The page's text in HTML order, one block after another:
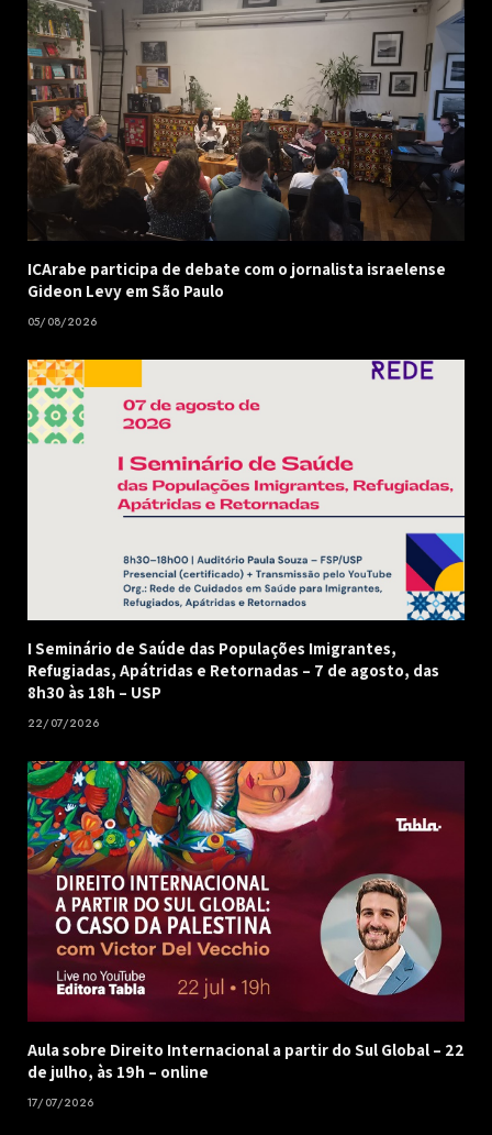
ICArabe participa de debate com o jornalista israelense
Gideon Levy em São Paulo
05/08/2026
I Seminário de Saúde das Populações Imigrantes,
Refugiadas, Apátridas e Retornadas – 7 de agosto, das
8h30 às 18h – USP
22/07/2026
Aula sobre Direito Internacional a partir do Sul Global – 22
de julho, às 19h – online
17/07/2026